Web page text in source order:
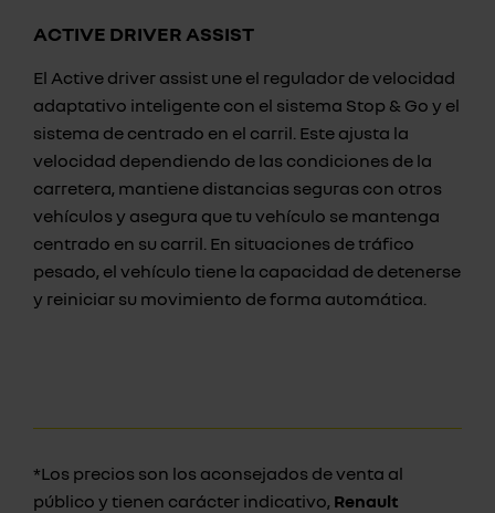
ACTIVE DRIVER ASSIST
El Active driver assist une el regulador de velocidad
adaptativo inteligente con el sistema Stop & Go y el
sistema de centrado en el carril. Este ajusta la
velocidad dependiendo de las condiciones de la
carretera, mantiene distancias seguras con otros
vehículos y asegura que tu vehículo se mantenga
centrado en su carril. En situaciones de tráfico
pesado, el vehículo tiene la capacidad de detenerse
y reiniciar su movimiento de forma automática.
*Los precios son los aconsejados de venta al
público y tienen carácter indicativo, Renault